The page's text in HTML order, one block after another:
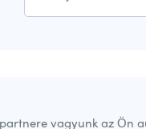
vagyunk az Ön